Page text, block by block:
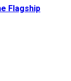
Flagship